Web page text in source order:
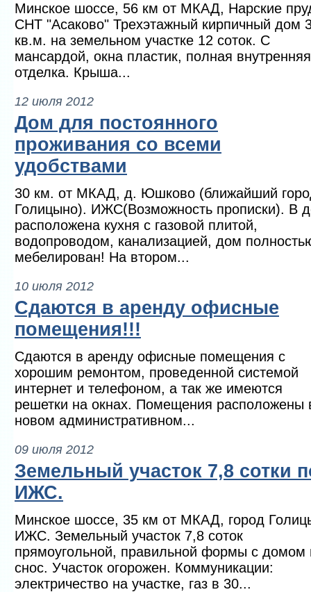
Минское шоссе, 56 км от МКАД, Нарские
СНТ "Асаково" Трехэтажный кирпичный дом
кв.м. на земельном участке 12 соток. С
мансардой, окна пластик, полная внутренняя
отделка. Крыша...
12 июля 2012
Дом для постоянного
проживания со всеми
удобствами
30 км. от МКАД, д. Юшково (ближайший
Голицыно). ИЖС(Возможность прописки). В
расположена кухня с газовой плитой,
водопроводом, канализацией, дом
мебелирован! На втором...
10 июля 2012
Сдаются в аренду офисные
помещения!!!
Сдаются в аренду офисные помещения с
хорошим ремонтом, проведенной системой
интернет и телефоном, а так же имеются
решетки на окнах. Помещения расположены
новом административном...
09 июля 2012
Земельный участок 7,8 сотки
ИЖС.
Минское шоссе, 35 км от МКАД, город
ИЖС. Земельный участок 7,8 соток
прямоугольной, правильной формы с домом
снос. Участок огорожен. Коммуникации:
электричество на участке, газ в 30...